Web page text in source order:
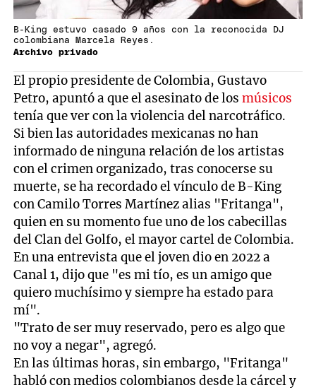
Archivo privado
B-King estuvo casado 9 años con la reconocida DJ
colombiana Marcela Reyes.
El propio presidente de Colombia, Gustavo
Petro, apuntó a que el asesinato de losmúsicos
tenía que ver con la violencia del narcotráfico.
Si bien las autoridades mexicanas no han
informado de ninguna relación de los artistas
con el crimen organizado, tras conocerse su
muerte, se ha recordado el vínculo de B-King
con Camilo Torres Martínez alias "Fritanga",
quien en su momento fue uno de los cabecillas
del Clan del Golfo, el mayor cartel de Colombia.
En una entrevista que el joven dio en 2022 a
Canal 1, dijo que "es mi tío, es un amigo que
quiero muchísimo y siempre ha estado para
mí".
"Trato de ser muy reservado, pero es algo que
no voy a negar", agregó.
En las últimas horas, sin embargo, "Fritanga"
habló con medios colombianos desde la cárcel y